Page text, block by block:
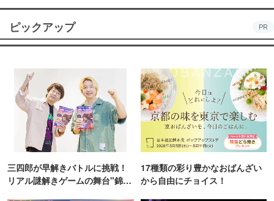
ピックアップ PR
三四郎が早解きバトルに挑戦！
リアル謎解きゲームの舞台"錦糸
17種類の彩り豊かなおばんざい
から自由にチョイス！